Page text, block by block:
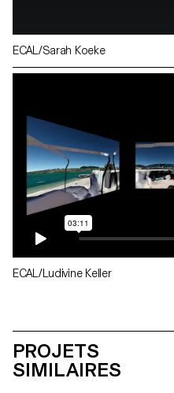
ECAL/Sarah Koeke
ECAL/Ludivine Keller
PROJETS
SIMILAIRES